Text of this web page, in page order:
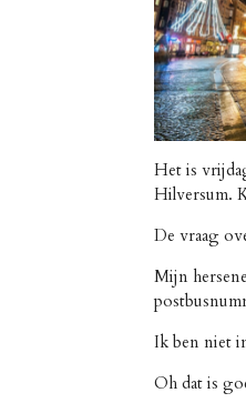
Het is
Hilversum.
De vraag
Mijn
Ik ben niet
Oh dat is